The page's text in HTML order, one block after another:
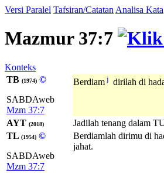
Versi Paralel Tafsiran/Catatan Analisa Kata
Mazmur 37:7
Konteks
TB (1974) ©
SABDAweb
Mzm 37:7
Berdiam j dirilah di
AYT (2018)
Jadilah tenang dalam
TL (1954) ©
SABDAweb
Mzm 37:7
Berdiamlah dirimu di
jahat.